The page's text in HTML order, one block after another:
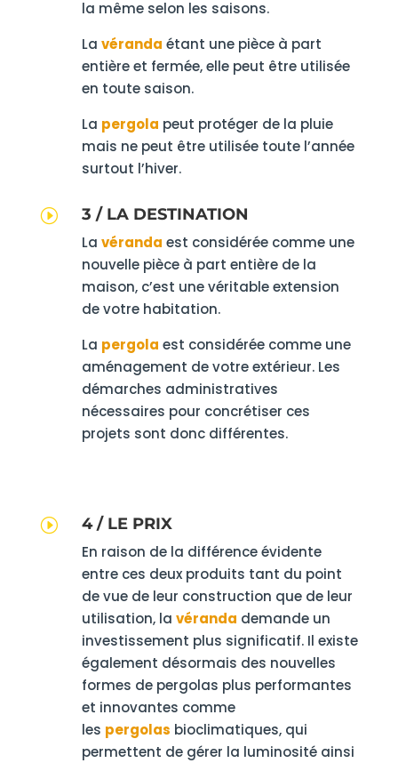
la même selon les saisons.
La véranda étant une pièce à part
entière et fermée, elle peut être utilisée
en toute saison.
La pergola peut protéger de la pluie
mais ne peut être utilisée toute l’année
surtout l’hiver.
I 3 / LA DESTINATION
La véranda est considérée comme une
nouvelle pièce à part entière de la
maison, c’est une véritable extension
de votre habitation.
La pergola est considérée comme une
aménagement de votre extérieur. Les
démarches administratives
nécessaires pour concrétiser ces
projets sont donc différentes.
I 4 / LE PRIX
En raison de la différence évidente
entre ces deux produits tant du point
de vue de leur construction que de leur
utilisation, la véranda demande un
investissement plus significatif. Il existe
également désormais des nouvelles
formes de pergolas plus performantes
et innovantes comme
les pergolas bioclimatiques, qui
permettent de gérer la luminosité ainsi